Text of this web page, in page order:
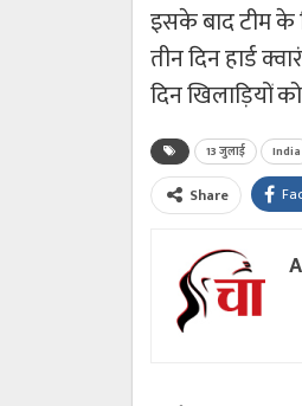
इसके बाद टीम के
तीन दिन हार्ड
दिन खिलाड़ियों
13 जुलाई India
Share